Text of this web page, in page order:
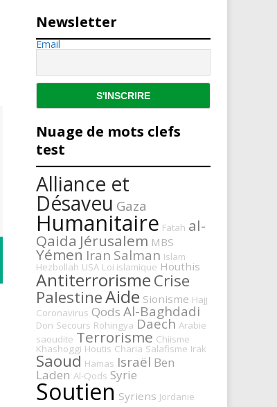
Newsletter
Email
Nuage de mots clefs
test
Alliance et
Désaveu Gaza
Humanitaire Fatah al-
Qaida Jérusalem MBS
Yémen Iran Salman Islam
Hezbollah USA Loi islamique Houthis
AntiterrorismeCrise
PalestineAide Sionisme Hajj
Coronavirus Qods Al-Baghdadi
Don Secours Rohingya Daech Arabie
saoudite Terrorisme Chiisme
Khashoggi Houtis Charia Salafisme Irak
Saoud Hamas Israël Ben
Laden Al-Qods Syrie
Soutien Syriens Jordanie